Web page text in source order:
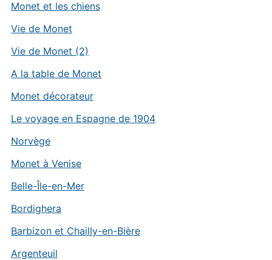
Monet et les chiens
Vie de Monet
Vie de Monet (2)
A la table de Monet
Monet décorateur
Le voyage en Espagne de 1904
Norvège
Monet à Venise
Belle-Île-en-Mer
Bordighera
Barbizon et Chailly-en-Bière
Argenteuil